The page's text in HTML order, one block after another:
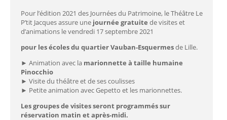
Pour l’édition 2021 des Journées du Patrimoine, le Théâtre Le
P’tit Jacques assure une journée gratuite de visites et
d’animations le vendredi 17 septembre 2021
pour les écoles du quartier Vauban-Esquermesde Lille.
► Animation avec la marionnette à taille humaine
Pinocchio
► Visite du théâtre et de ses coulisses
► Petite animation avec Gepetto et les marionnettes.
Les groupes de visites seront programmés sur
réservation matin et après-midi.